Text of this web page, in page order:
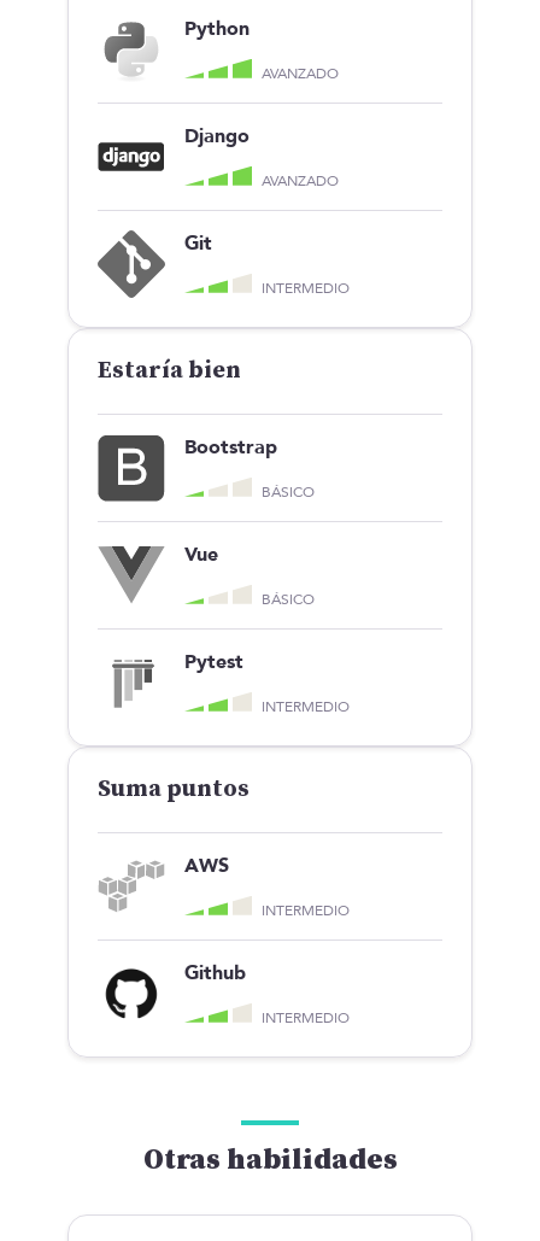
Python
AVANZADO
Django
AVANZADO
Git
INTERMEDIO
Estaría bien
Bootstrap
BÁSICO
Vue
BÁSICO
Pytest
INTERMEDIO
Suma puntos
AWS
INTERMEDIO
Github
INTERMEDIO
Otras habilidades